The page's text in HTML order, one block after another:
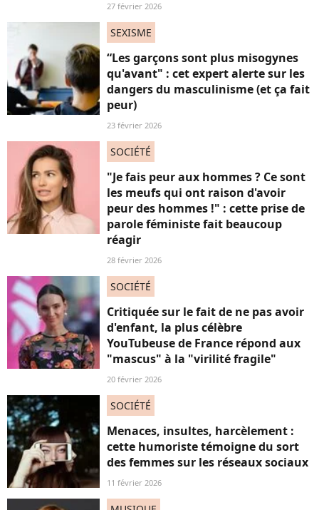
27 février 2026
SEXISME
“Les garçons sont plus misogynes
qu'avant" : cet expert alerte sur les
dangers du masculinisme (et ça fait
peur)
23 février 2026
SOCIÉTÉ
"Je fais peur aux hommes ? Ce sont
les meufs qui ont raison d'avoir
peur des hommes !" : cette prise de
parole féministe fait beaucoup
réagir
28 février 2026
SOCIÉTÉ
Critiquée sur le fait de ne pas avoir
d'enfant, la plus célèbre
YouTubeuse de France répond aux
"mascus" à la "virilité fragile"
20 février 2026
SOCIÉTÉ
Menaces, insultes, harcèlement :
cette humoriste témoigne du sort
des femmes sur les réseaux sociaux
11 février 2026